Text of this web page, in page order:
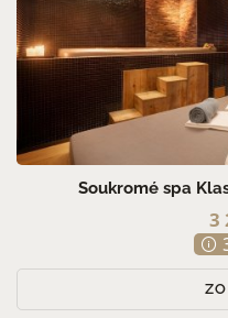
Soukromé spa
3